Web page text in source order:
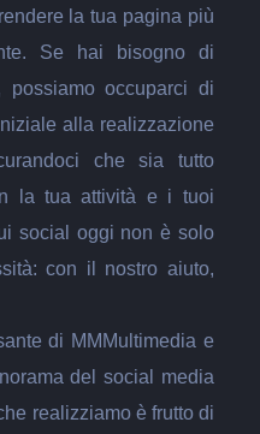
la tua pagina più
Se hai bisogno di
occuparci di
alla realizzazione
che sia tutto
la tua attività e i tuoi
social oggi non è solo
con il nostro aiuto,
di MMMultimedia e
del social media
realizziamo è frutto di